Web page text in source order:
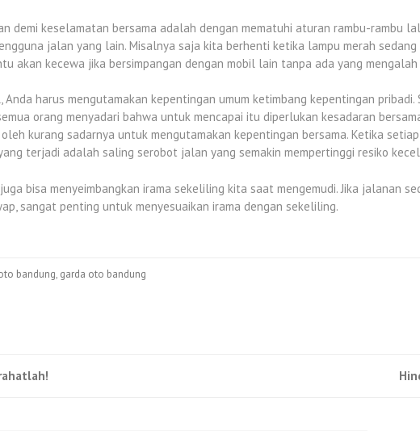
demi keselamatan bersama adalah dengan mematuhi aturan rambu-rambu
jalan yang lain. Misalnya saja kita berhenti ketika lampu merah
akan kecewa jika bersimpangan dengan mobil lain tanpa ada yang
harus mengutamakan kepentingan umum ketimbang kepentingan
orang menyadari bahwa untuk mencapai itu diperlukan kesadaran
kurang sadarnya untuk mengutamakan kepentingan bersama. Ketika
terjadi adalah saling serobot jalan yang semakin mempertinggi resiko
bisa menyeimbangkan irama sekeliling kita saat mengemudi. Jika jalanan
sangat penting untuk menyesuaikan irama dengan sekeliling.
bandung, garda oto bandung